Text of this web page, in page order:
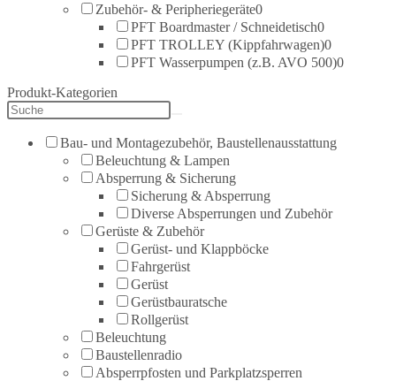
Zubehör- & Peripheriegeräte0
PFT Boardmaster / Schneidetisch0
PFT TROLLEY (Kippfahrwagen)0
PFT Wasserpumpen (z.B. AVO 500)0
Produkt-Kategorien
Bau- und Montagezubehör, Baustellenausstattung
Beleuchtung & Lampen
Absperrung & Sicherung
Sicherung & Absperrung
Diverse Absperrungen und Zubehör
Gerüste & Zubehör
Gerüst- und Klappböcke
Fahrgerüst
Gerüst
Gerüstbauratsche
Rollgerüst
Beleuchtung
Baustellenradio
Absperrpfosten und Parkplatzsperren